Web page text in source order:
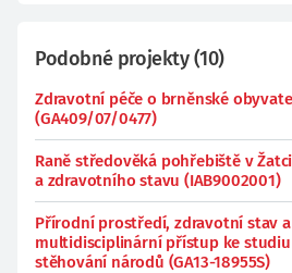
Podobné projekty(10)
Zdravotní péče o brněnské
(GA409/07/0477)
Raně středověká pohřebiště v
a zdravotního stavu (IAB9002001)
Přírodní prostředí, zdravotní stav
multidisciplinární přístup ke
stěhování národů (GA13-18955S)